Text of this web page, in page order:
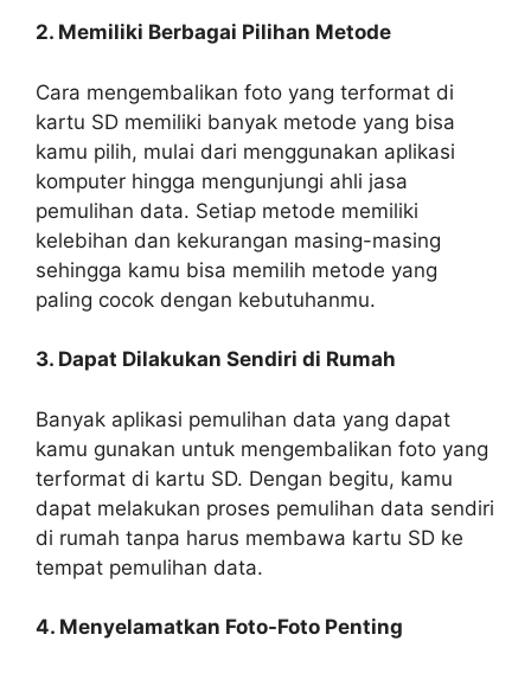
2. Memiliki Berbagai Pilihan Metode
Cara mengembalikan foto yang terformat di
kartu SD memiliki banyak metode yang bisa
kamu pilih, mulai dari menggunakan aplikasi
komputer hingga mengunjungi ahli jasa
pemulihan data. Setiap metode memiliki
kelebihan dan kekurangan masing-masing
sehingga kamu bisa memilih metode yang
paling cocok dengan kebutuhanmu.
3. Dapat Dilakukan Sendiri di Rumah
Banyak aplikasi pemulihan data yang dapat
kamu gunakan untuk mengembalikan foto yang
terformat di kartu SD. Dengan begitu, kamu
dapat melakukan proses pemulihan data sendiri
di rumah tanpa harus membawa kartu SD ke
tempat pemulihan data.
4. Menyelamatkan Foto-Foto Penting